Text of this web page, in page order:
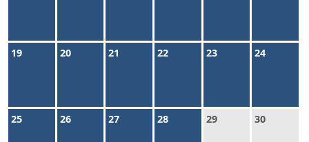
19 20 21 22 23 24
25 26 27 28 29 30